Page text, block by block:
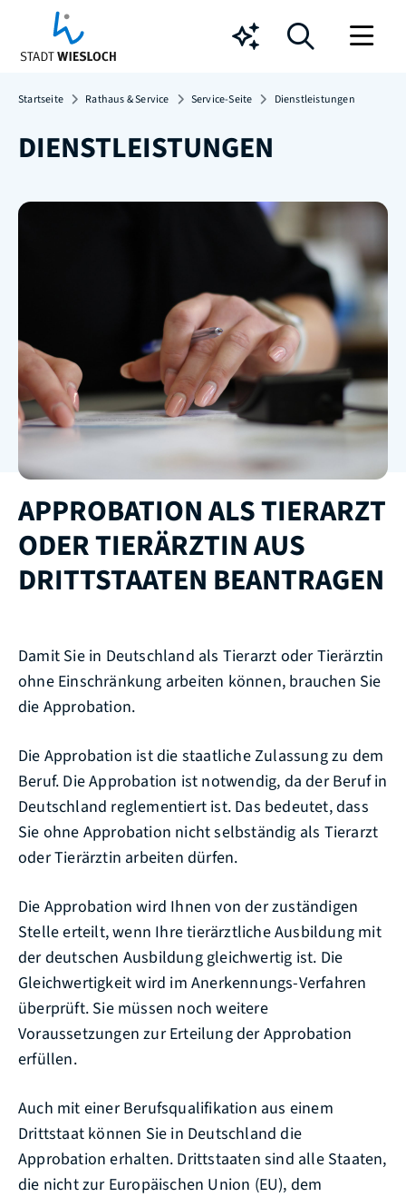
Chatbot
Startseite Rathaus & Service Service-Seite Dienstleistungen
DIENSTLEISTUNGEN
APPROBATION ALS TIERARZT
ODER TIERÄRZTIN AUS
DRITTSTAATEN BEANTRAGEN
Damit Sie in Deutschland als Tierarzt oder Tierärztin
ohne Einschränkung arbeiten können, brauchen Sie
die Approbation.
Die Approbation ist die staatliche Zulassung zu dem
Beruf. Die Approbation ist notwendig, da der Beruf in
Deutschland reglementiert ist. Das bedeutet, dass
Sie ohne Approbation nicht selbständig als Tierarzt
oder Tierärztin arbeiten dürfen.
Die Approbation wird Ihnen von der zuständigen
Stelle erteilt, wenn Ihre tierärztliche Ausbildung mit
der deutschen Ausbildung gleichwertig ist. Die
Gleichwertigkeit wird im Anerkennungs-Verfahren
überprüft. Sie müssen noch weitere
Voraussetzungen zur Erteilung der Approbation
erfüllen.
Auch mit einer Berufsqualifikation aus einem
Drittstaat können Sie in Deutschland die
Approbation erhalten. Drittstaaten sind alle Staaten,
die nicht zur Europäischen Union (EU), dem